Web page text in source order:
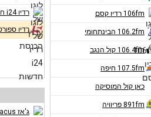
106fm רדיו קסם
106.2fm הבינתחומי
106.4fm קול הנגב
107.5fm חיפה
כאן קול המוסיקה
891fm פריוויה
רדיו i24 חדשות
רדיו
ג'אז Abacus